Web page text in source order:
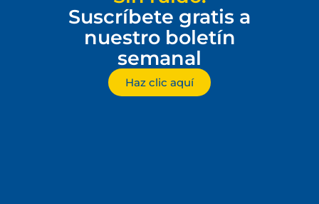
Suscríbete gratis a
nuestro boletín
semanal
Haz clic aquí